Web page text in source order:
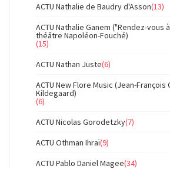
ACTU Nathalie de Baudry d'Asson(13)
ACTU Nathalie Ganem ("Rendez-vous
théâtre Napoléon-Fouché)
(15)
ACTU Nathan Juste(6)
ACTU New Flore Music (Jean-François
Kildegaard)
(6)
ACTU Nicolas Gorodetzky(7)
ACTU Othman Ihraï(9)
ACTU Pablo Daniel Magee(34)